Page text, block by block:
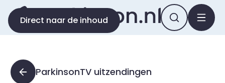
Direct naar de inhoud
ParkinsonTV uitzendingen